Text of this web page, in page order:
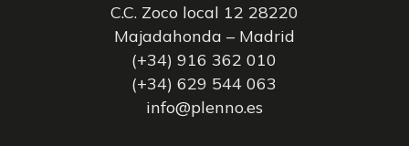
C.C. Zoco local 12 28220
Majadahonda – Madrid
(+34) 916 362 010
(+34) 629 544 063
info@plenno.es